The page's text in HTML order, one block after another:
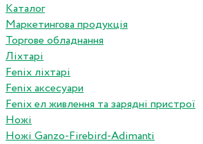
Каталог
Маркетингова продукція
Торгове обладнання
Ліхтарі
Fenix ліхтарі
Fenix аксесуари
Fenix ел живлення та зарядні пристрої
Ножі
Ножі Ganzo-Firebird-Adimanti